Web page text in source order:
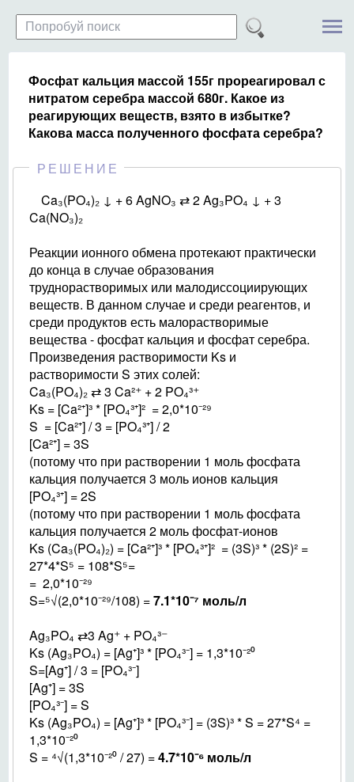
Фосфат кальция массой 155г прореагировал с
нитратом серебра массой 680г. Какое из
реагирующих веществ, взято в избытке?
Какова масса полученного фосфата серебра?
РЕШЕНИЕ
Ca₃(PO₄)₂ ↓ + 6 AgNO₃ ⇄ 2 Ag₃PO₄ ↓ + 3
Ca(NO₃)₂
Реакции ионного обмена протекают практически
до конца в случае образования
труднорастворимых или малодиссоциирующих
веществ. В данном случае и среди реагентов, и
среди продуктов есть малорастворимые
вещества - фосфат кальция и фосфат серебра.
Произведения растворимости Ks и
растворимости S этих солей:
Ca₃(PO₄)₂ ⇄ 3 Ca²⁺ + 2 PO₄³⁺
Ks = [Ca²⁺]³ * [PO₄³⁺]² = 2,0*10⁻²⁹
S = [Ca²⁺] / 3 = [PO₄³⁺] / 2
[Ca²⁺] = 3S
(потому что при растворении 1 моль фосфата
кальция получается 3 моль ионов кальция
[PO₄³⁺] = 2S
(потому что при растворении 1 моль фосфата
кальция получается 2 моль фосфат-ионов
Ks (Ca₃(PO₄)₂) = [Ca²⁺]³ * [PO₄³⁺]² = (3S)³ * (2S)² =
27*4*S⁵ = 108*S⁵=
= 2,0*10⁻²⁹
S=⁵√(2,0*10⁻²⁹/108) =7.1*10⁻⁷ моль/л
Ag₃PO₄ ⇄3 Ag⁺ + PO₄³⁻
Ks (Ag₃PO₄) = [Ag⁺]³ * [PO₄³⁻] = 1,3*10⁻²⁰
S=[Ag⁺] / 3 = [PO₄³⁻]
[Ag⁺] = 3S
[PO₄³⁻] = S
Ks (Ag₃PO₄) = [Ag⁺]³ * [PO₄³⁻] = (3S)³ * S = 27*S⁴ =
1,3*10⁻²⁰
S = ⁴√(1,3*10⁻²⁰ / 27) =4.7*10⁻⁶ моль/л